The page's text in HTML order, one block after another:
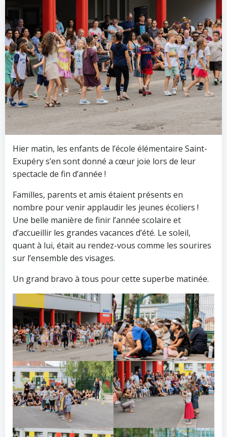
Hier matin, les enfants de l’école élémentaire Saint-
Exupéry s’en sont donné a cœur joie lors de leur
spectacle de fin d’année !
Familles, parents et amis étaient présents en
nombre pour venir applaudir les jeunes écoliers !
Une belle manière de finir l’année scolaire et
d’accueillir les grandes vacances d’été. Le soleil,
quant à lui, était au rendez-vous comme les sourires
sur l’ensemble des visages.
Un grand bravo à tous pour cette superbe matinée.